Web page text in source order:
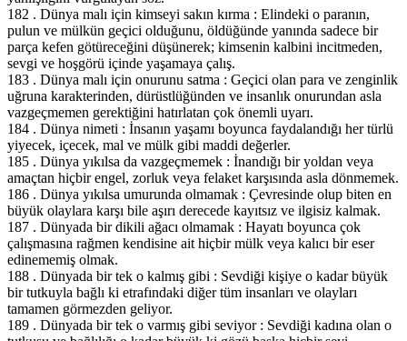
182 . Dünya malı için kimseyi sakın kırma : Elindeki o paranın,
pulun ve mülkün geçici olduğunu, öldüğünde yanında sadece bir
parça kefen götüreceğini düşünerek; kimsenin kalbini incitmeden,
sevgi ve hoşgörü içinde yaşamaya çalış.
183 . Dünya malı için onurunu satma : Geçici olan para ve zenginlik
uğruna karakterinden, dürüstlüğünden ve insanlık onurundan asla
vazgeçmemen gerektiğini hatırlatan çok önemli uyarı.
184 . Dünya nimeti : İnsanın yaşamı boyunca faydalandığı her türlü
yiyecek, içecek, mal ve mülk gibi maddi değerler.
185 . Dünya yıkılsa da vazgeçmemek : İnandığı bir yoldan veya
amaçtan hiçbir engel, zorluk veya felaket karşısında asla dönmemek.
186 . Dünya yıkılsa umurunda olmamak : Çevresinde olup biten en
büyük olaylara karşı bile aşırı derecede kayıtsız ve ilgisiz kalmak.
187 . Dünyada bir dikili ağacı olmamak : Hayatı boyunca çok
çalışmasına rağmen kendisine ait hiçbir mülk veya kalıcı bir eser
edinememiş olmak.
188 . Dünyada bir tek o kalmış gibi : Sevdiği kişiye o kadar büyük
bir tutkuyla bağlı ki etrafındaki diğer tüm insanları ve olayları
tamamen görmezden geliyor.
189 . Dünyada bir tek o varmış gibi seviyor : Sevdiği kadına olan o